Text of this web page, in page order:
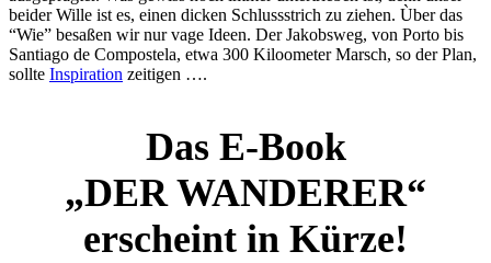
beider Wille ist es, einen dicken Schlussstrich zu ziehen. Ùber das
“Wie” besaßen wir nur vage Ideen. Der Jakobsweg, von Porto bis
Santiago de Compostela, etwa 300 Kiloometer Marsch, so der Plan,
sollte Inspiration zeitigen ….
Das E-Book
„DER WANDERER“
erscheint in Kürze!